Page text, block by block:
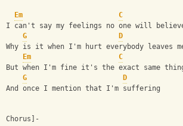
Em
C
I can't say my feelings no one will
G
D
Why is it when I'm hurt everybody leaves
Em
C
But when I'm fine it's the exact same
G
D
And once I mention that I'm suffering
Chorus]-